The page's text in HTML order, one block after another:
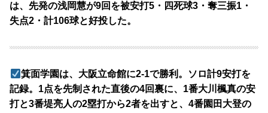
は、先発の浅岡慧が9回を被安打5・四死球3・奪三振1・
失点2・計106球と好投した。
箕面学園は、大阪立命館に2-1で勝利。ソロ計9安打を
記録。1点を先制された直後の4回裏に、1番大川楓真の安
打と3番堤亮人の2塁打から2者を出すと、4番園田大登の